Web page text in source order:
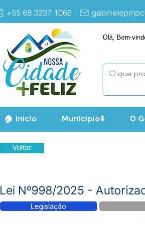
+55 68 3237 1066
Olá, Bem-
🏠 Início Município⬇️ O
Voltar
Lei Nº998/2025 -
Legislação